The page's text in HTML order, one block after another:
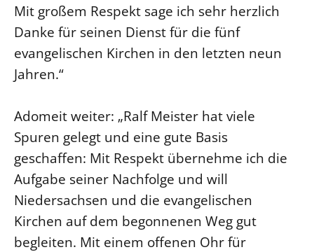
Mit großem Respekt sage ich sehr herzlich
Danke für seinen Dienst für die fünf
evangelischen Kirchen in den letzten neun
Jahren.“
Adomeit weiter: „Ralf Meister hat viele
Spuren gelegt und eine gute Basis
geschaffen: Mit Respekt übernehme ich die
Aufgabe seiner Nachfolge und will
Niedersachsen und die evangelischen
Kirchen auf dem begonnenen Weg gut
begleiten. Mit einem offenen Ohr für